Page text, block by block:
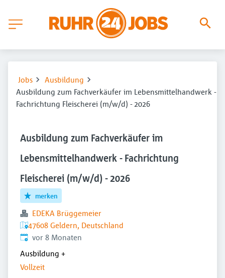
Jobs
Ausbildung
Ausbildung zum Fachverkäufer im Lebensmittelhandwerk -
Fachrichtung Fleischerei (m/w/d) - 2026
Ausbildung zum Fachverkäufer im
Lebensmittelhandwerk - Fachrichtung
Fleischerei (m/w/d) - 2026
merken
EDEKA Brüggemeier
47608 Geldern, Deutschland
Veröffentlicht:
vor 8 Monaten
Ausbildung +
Vollzeit